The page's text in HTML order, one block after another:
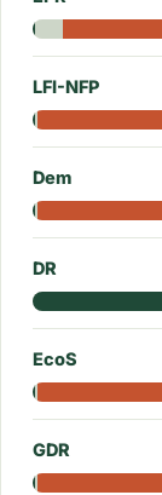
LFI-NFP
Dem
DR
EcoS
GDR